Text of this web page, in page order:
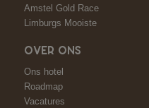
Amstel Gold Race
Limburgs Mooiste
OVER ONS
Ons hotel
Roadmap
Vacatures